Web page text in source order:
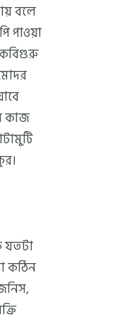
বলে
পাওয়া
কবিগুরু
কাজ
যতটা
কঠিন